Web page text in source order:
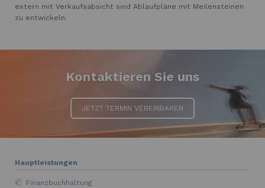
extern mit Verkaufsabsicht sind Ablaufpläne mit Meilensteinen
zu entwickeln.
Kontaktieren Sie uns
JETZT TERMIN VEREINBAREN
Hauptleistungen
Finanzbuchhaltung